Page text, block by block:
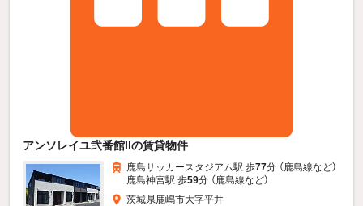
アンソレイユ弐番館IIの賃貸物件
鹿島サッカースタジアム駅 歩77分 （鹿島線など）
鹿島神宮駅 歩59分 （鹿島線など）
茨城県鹿嶋市大字平井